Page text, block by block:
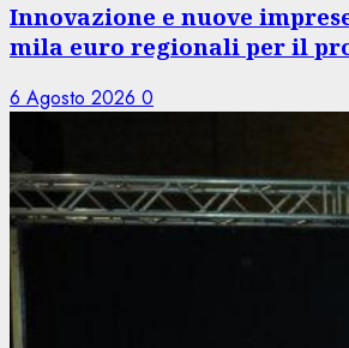
Innovazione e nuove
mila euro regionali per il
6 Agosto 2026 0